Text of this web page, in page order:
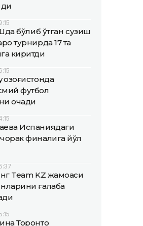
бўлиб ўтган сузиш
турнирда 17 та
киритди
футбол
очади
Испаниядаги
финалига йўл
Team KZ жамоаси
ғалаба
Торонто